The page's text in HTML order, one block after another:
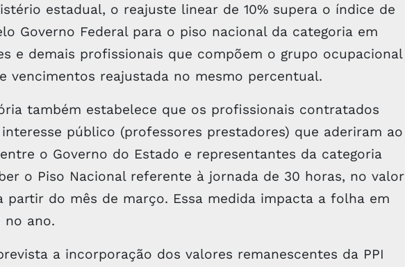
estadual, o reajuste linear de 10% supera o índice de
Governo Federal para o piso nacional da categoria em
e demais profissionais que compõem o grupo ocupacional
vencimentos reajustada no mesmo percentual.
também estabelece que os profissionais contratados
público (professores prestadores) que aderiram ao
o Governo do Estado e representantes da categoria
o Piso Nacional referente à jornada de 30 horas, no valor
partir do mês de março. Essa medida impacta a folha em
no ano.
a incorporação dos valores remanescentes da PPI